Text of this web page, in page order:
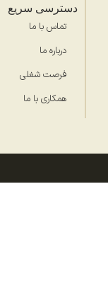
دسترسی سریع
تماس با ما
درباره ما
فرصت شغلی
همکاری با ما